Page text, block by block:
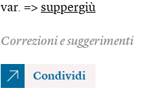
var. => suppergiù
Correzioni e suggerimenti
Condividi